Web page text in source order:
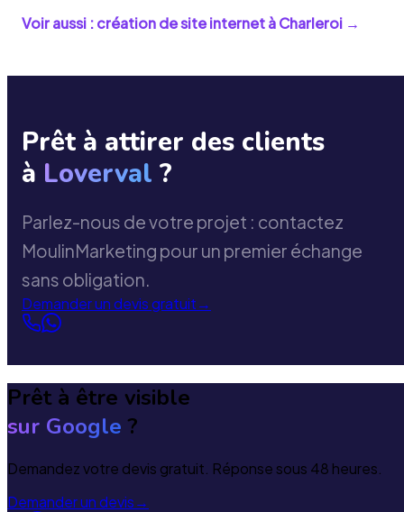
Voir aussi : création de site internet àCharleroi →
Prêt à attirer des clients
à Loverval ?
Parlez-nous de votre projet : contactez
MoulinMarketing pour un premier échange
sans obligation.
Demander un devis gratuit→
Prêt à être visible
sur Google ?
Demandez votre devis gratuit. Réponse sous 48 heures.
Demander un devis→